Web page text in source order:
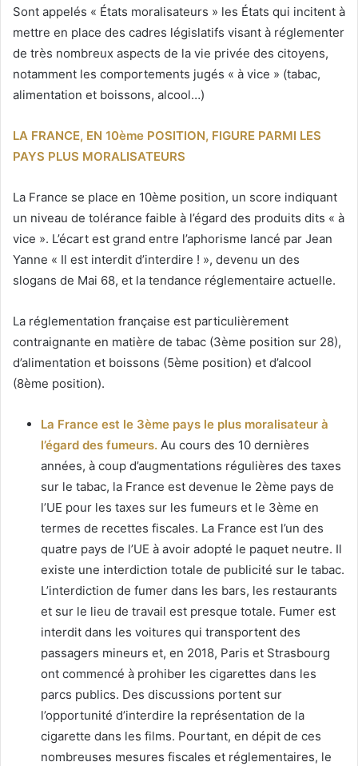
Sont appelés « États moralisateurs » les États qui incitent à
mettre en place des cadres législatifs visant à réglementer
de très nombreux aspects de la vie privée des citoyens,
notamment les comportements jugés « à vice » (tabac,
alimentation et boissons, alcool…)
LA FRANCE, EN 10ème POSITION, FIGURE PARMI LES
PAYS PLUS MORALISATEURS
La France se place en 10ème position, un score indiquant
un niveau de tolérance faible à l’égard des produits dits « à
vice ». L’écart est grand entre l’aphorisme lancé par Jean
Yanne « Il est interdit d’interdire ! », devenu un des
slogans de Mai 68, et la tendance réglementaire actuelle.
La réglementation française est particulièrement
contraignante en matière de tabac (3ème position sur 28),
d’alimentation et boissons (5ème position) et d’alcool
(8ème position).
La France est le 3ème pays le plus moralisateur à
l’égard des fumeurs. Au cours des 10 dernières
années, à coup d’augmentations régulières des taxes
sur le tabac, la France est devenue le 2ème pays de
l’UE pour les taxes sur les fumeurs et le 3ème en
termes de recettes fiscales. La France est l’un des
quatre pays de l’UE à avoir adopté le paquet neutre. Il
existe une interdiction totale de publicité sur le tabac.
L’interdiction de fumer dans les bars, les restaurants
et sur le lieu de travail est presque totale. Fumer est
interdit dans les voitures qui transportent des
passagers mineurs et, en 2018, Paris et Strasbourg
ont commencé à prohiber les cigarettes dans les
parcs publics. Des discussions portent sur
l’opportunité d’interdire la représentation de la
cigarette dans les films. Pourtant, en dépit de ces
nombreuses mesures fiscales et réglementaires, le